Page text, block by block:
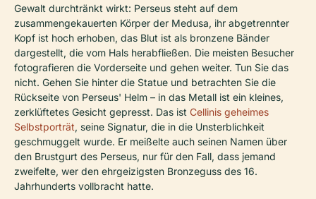
Gewalt durchtränkt wirkt: Perseus steht auf dem
zusammengekauerten Körper der Medusa, ihr abgetrennter
Kopf ist hoch erhoben, das Blut ist als bronzene Bänder
dargestellt, die vom Hals herabfließen. Die meisten Besucher
fotografieren die Vorderseite und gehen weiter. Tun Sie das
nicht. Gehen Sie hinter die Statue und betrachten Sie die
Rückseite von Perseus' Helm – in das Metall ist ein kleines,
zerklüftetes Gesicht gepresst. Das ist Cellinis geheimes
Selbstporträt, seine Signatur, die in die Unsterblichkeit
geschmuggelt wurde. Er meißelte auch seinen Namen über
den Brustgurt des Perseus, nur für den Fall, dass jemand
zweifelte, wer den ehrgeizigsten Bronzeguss des 16.
Jahrhunderts vollbracht hatte.